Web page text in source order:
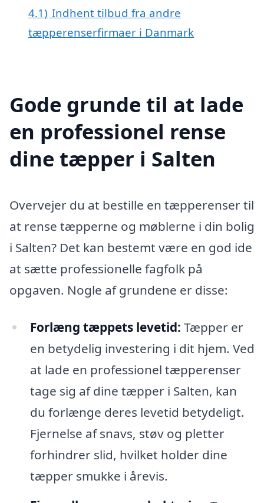
4.1) Indhent tilbud fra andre
tæpperenserfirmaer i Danmark
Gode grunde til at lade
en professionel rense
dine tæpper i Salten
Overvejer du at bestille en tæpperenser til
at rense tæpperne og møblerne i din bolig
i Salten? Det kan bestemt være en god ide
at sætte professionelle fagfolk på
opgaven. Nogle af grundene er disse:
Forlæng tæppets levetid: Tæpper er
en betydelig investering i dit hjem. Ved
at lade en professionel tæpperenser
tage sig af dine tæpper i Salten, kan
du forlænge deres levetid betydeligt.
Fjernelse af snavs, støv og pletter
forhindrer slid, hvilket holder dine
tæpper smukke i årevis.